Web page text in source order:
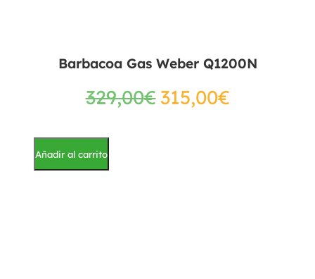
Barbacoa Gas Weber Q1200N
329,00€315,00€
Añadir al carrito